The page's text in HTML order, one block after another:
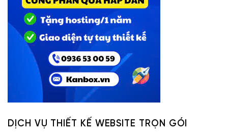
DỊCH VỤ THIẾT KẾ WEBSITE TRỌN GÓI